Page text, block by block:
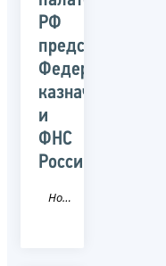
РФ
представители
Федерального
казначейства
и
ФНС
России
Новость